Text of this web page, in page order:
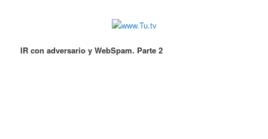
IR con adversario y WebSpam. Parte 2